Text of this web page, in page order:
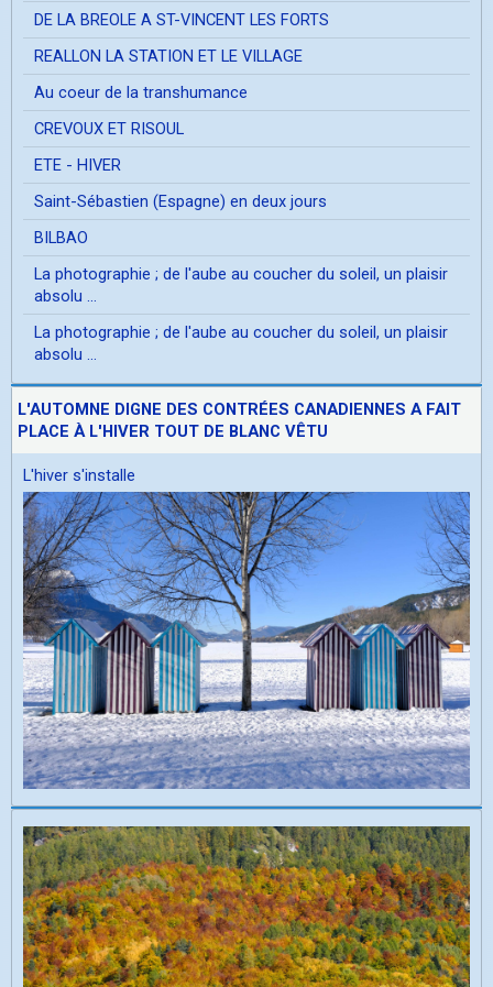
DE LA BREOLE A ST-VINCENT LES FORTS
REALLON LA STATION ET LE VILLAGE
Au coeur de la transhumance
CREVOUX ET RISOUL
ETE - HIVER
Saint-Sébastien (Espagne) en deux jours
BILBAO
La photographie ; de l'aube au coucher du soleil, un plaisir
absolu ...
La photographie ; de l'aube au coucher du soleil, un plaisir
absolu ...
L'AUTOMNE DIGNE DES CONTRÉES CANADIENNES A FAIT
PLACE À L'HIVER TOUT DE BLANC VÊTU
L'hiver s'installe